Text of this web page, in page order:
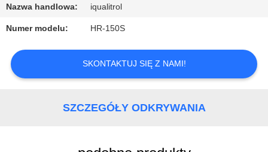
Nazwa handlowa: iqualitrol
Numer modelu: HR-150S
SKONTAKTUJ SIĘ Z NAMI!
SZCZEGÓŁY ODKRYWANIA